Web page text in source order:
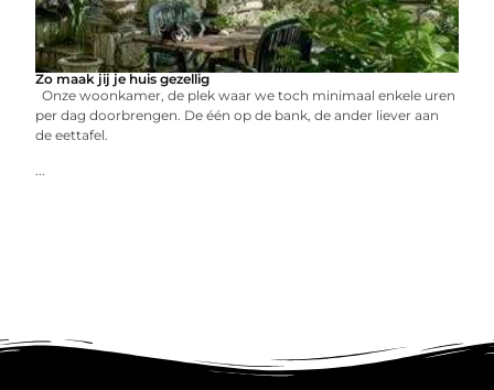
Zo maak jij je huis gezellig
Onze woonkamer, de plek waar we toch minimaal enkele uren
per dag doorbrengen. De één op de bank, de ander liever aan
de eettafel.
...